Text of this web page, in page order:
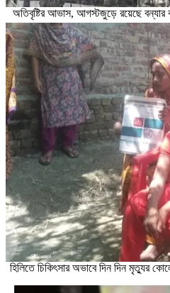
অতিবৃষ্টির আভাস, আগস্টজুড়ে রয়েছে বন্যার
হিলিতে চিকিৎসার অভাবে দিন দিন মৃত্যুর